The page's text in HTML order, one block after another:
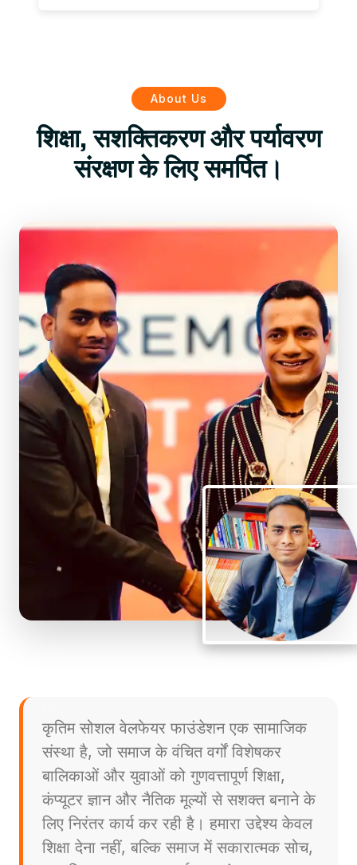
About Us
शिक्षा, सशक्तिकरण और पर्यावरण
संरक्षण के लिए समर्पित।
कृतिम सोशल वेलफेयर फाउंडेशन एक सामाजिक
संस्था है, जो समाज के वंचित वर्गों विशेषकर
बालिकाओं और युवाओं को गुणवत्तापूर्ण शिक्षा,
कंप्यूटर ज्ञान और नैतिक मूल्यों से सशक्त बनाने के
लिए निरंतर कार्य कर रही है। हमारा उद्देश्य केवल
शिक्षा देना नहीं, बल्कि समाज में सकारात्मक सोच,